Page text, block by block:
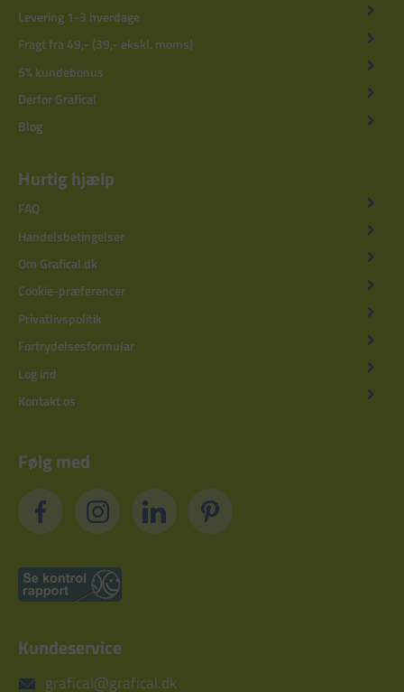
Levering 1-3 hverdage
Fragt fra 49,- (39,- ekskl. moms)
5% kundebonus
Derfor Grafical
Blog
Hurtig hjælp
FAQ
Handelsbetingelser
Om Grafical.dk
Cookie-præferencer
Privatlivspolitik
Fortrydelsesformular
Log ind
Kontakt os
Følg med
Kundeservice
grafical@grafical.dk